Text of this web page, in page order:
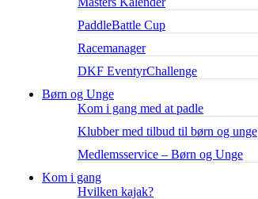
PaddleBattle Cup
Racemanager
DKF EventyrChallenge
Børn og Unge
Kom i gang med at padle
Klubber med tilbud til børn og unge
Medlemsservice – Børn og Unge
Kom i gang
Hvilken kajak?